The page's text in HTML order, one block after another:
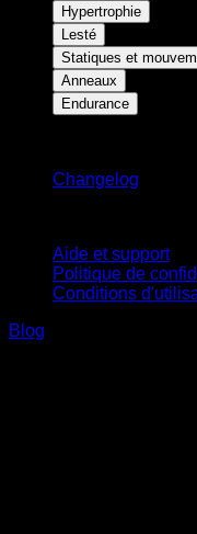
Hypertrophie
Lesté
Statiques et
Anneaux
Endurance
Changelog
Aide et support
Politique de
Conditions
Blog